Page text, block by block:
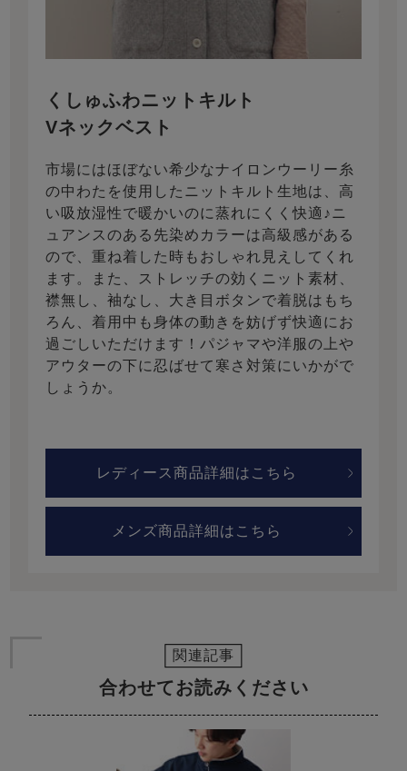
くしゅふわニットキルト
Vネックベスト
市場にはほぼない希少なナイロンウーリー糸
の中わたを使用したニットキルト生地は、高
い吸放湿性で暖かいのに蒸れにくく快適♪ニ
ュアンスのある先染めカラーは高級感がある
ので、重ね着した時もおしゃれ見えしてくれ
ます。また、ストレッチの効くニット素材、
襟無し、袖なし、大き目ボタンで着脱はもち
ろん、着用中も身体の動きを妨げず快適にお
過ごしいただけます！パジャマや洋服の上や
アウターの下に忍ばせて寒さ対策にいかがで
しょうか。
レディース商品詳細はこちら
メンズ商品詳細はこちら
関連記事
合わせてお読みください